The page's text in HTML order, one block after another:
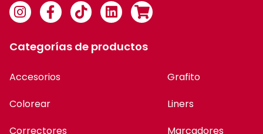
Categorías de productos
Accesorios
Colorear
Correctores
Grafito
Liners
Marcadores